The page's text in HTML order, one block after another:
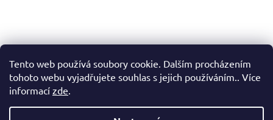
Tento web používá soubory cookie. Dalším procházením
tohoto webu vyjadřujete souhlas s jejich používáním.. Více
informací zde.